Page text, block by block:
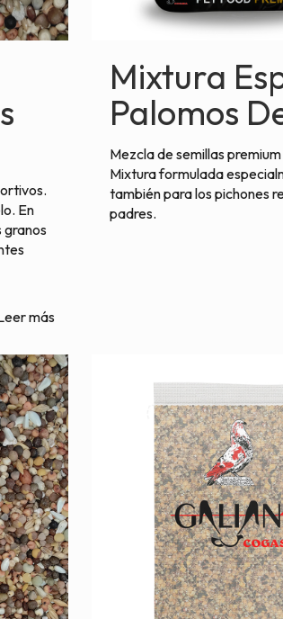
En
granos
más
Mixtura
Palomos
Mezcla de semillas
Mixtura formulada
también para los pichones
padres.